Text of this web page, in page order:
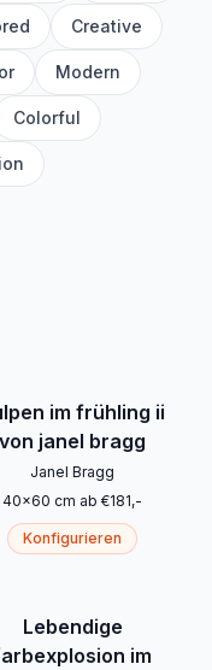
Creative
Modern
Colorful
im frühling ii
von janel bragg
Janel Bragg
40x60 cm ab €181,-
Konfigurieren
Lebendige
im